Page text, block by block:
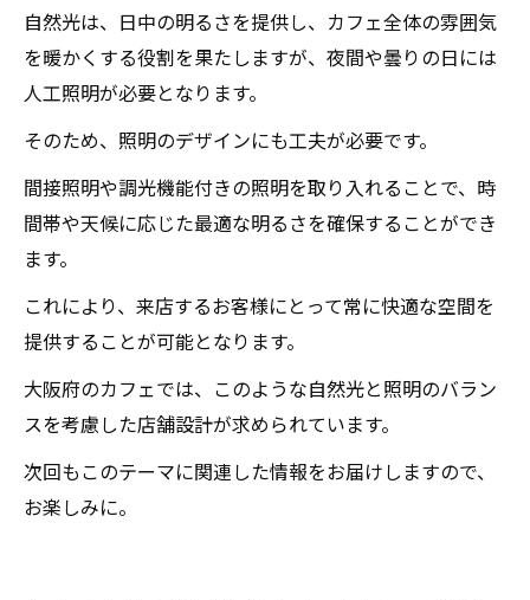
自然光は、日中の明るさを提供し、カフェ全体の雰囲気
を暖かくする役割を果たしますが、夜間や曇りの日には
人工照明が必要となります。
そのため、照明のデザインにも工夫が必要です。
間接照明や調光機能付きの照明を取り入れることで、時
間帯や天候に応じた最適な明るさを確保することができ
ます。
これにより、来店するお客様にとって常に快適な空間を
提供することが可能となります。
大阪府のカフェでは、このような自然光と照明のバラン
スを考慮した店舗設計が求められています。
次回もこのテーマに関連した情報をお届けしますので、
お楽しみに。